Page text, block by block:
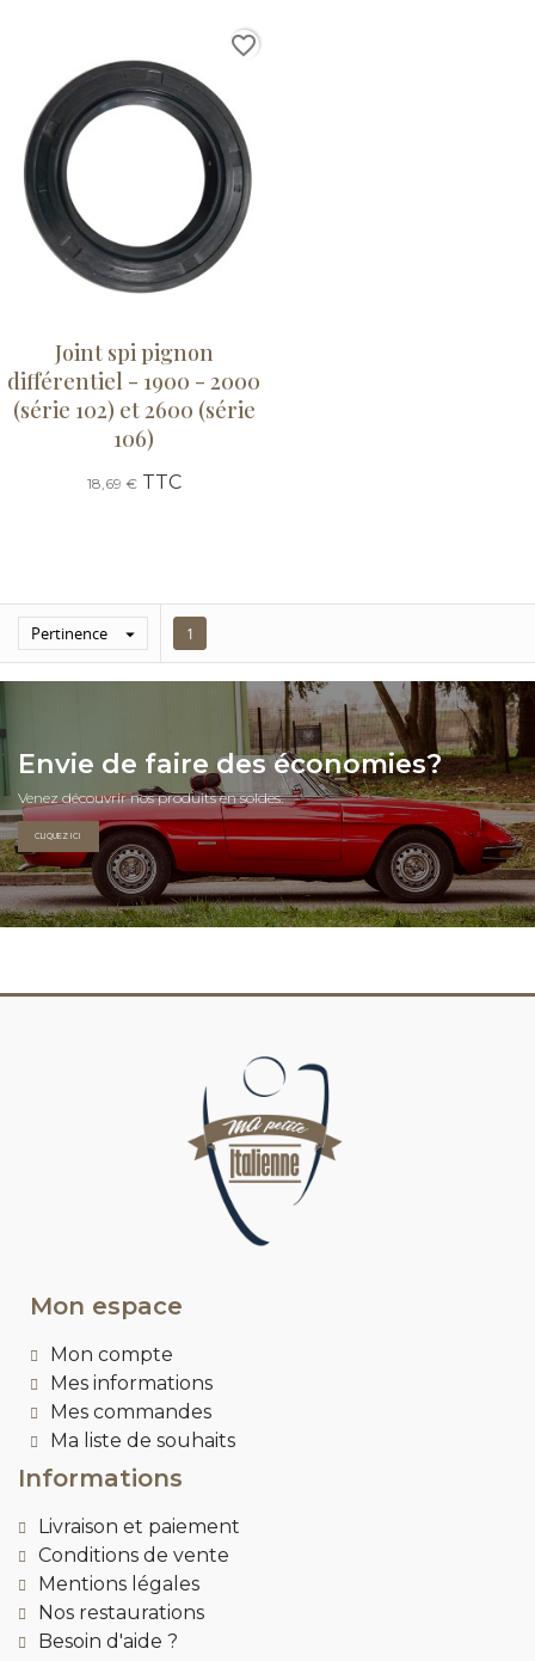
Joint spi pignon
différentiel - 1900 - 2000
(série 102) et 2600 (série
106)
18,69 €TTC
favorite_border
Pertinence  1
Envie de faire des économies?
Venez découvrir nos produits en soldes.
CLIQUEZ ICI
Mon espace
Mon compte
Mes informations
Mes commandes
Ma liste de souhaits
Informations
Livraison et paiement
Conditions de vente
Mentions légales
Nos restaurations
Besoin d'aide ?